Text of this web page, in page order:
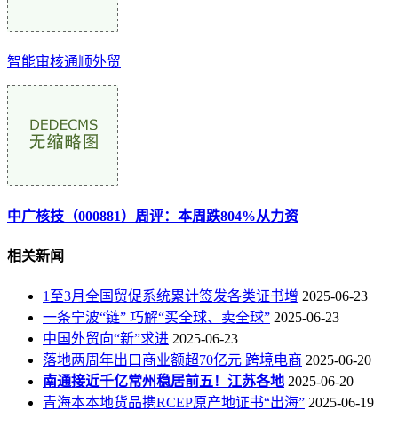
智能审核通顺外贸
中广核技（000881）周评：本周跌804%从力资
相关新闻
1至3月全国贸促系统累计签发各类证书增 2025-06-23
一条宁波“链” 巧解“买全球、卖全球” 2025-06-23
中国外贸向“新”求进 2025-06-23
落地两周年出口商业额超70亿元 跨境电商 2025-06-20
南通接近千亿常州稳居前五！江苏各地 2025-06-20
青海本本地货品携RCEP原产地证书“出海” 2025-06-19